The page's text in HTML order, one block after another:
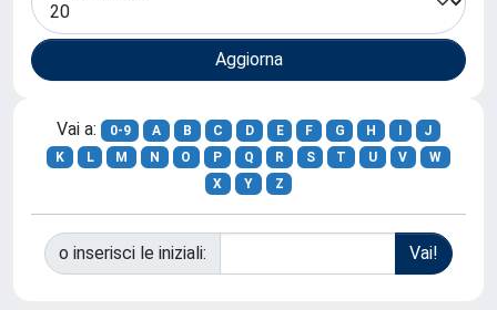
Vai a: 0-9 A B C D E F G H
J
K
L M N O P Q R S T U V
W
X
Y Z
o inserisci le iniziali: